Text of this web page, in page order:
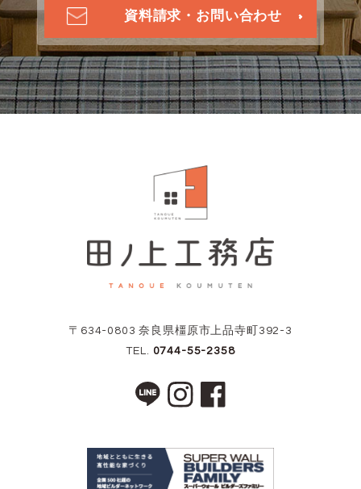
資料請求・お問い合わせ
〒634-0803 奈良県橿原市上品寺町392-3
TEL. 0744-55-2358